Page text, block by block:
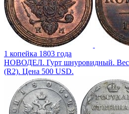
1 копейка 1803 года
НОВОДЕЛ. Гурт шнуровидный. Вес
(R2). Цена 500 USD.